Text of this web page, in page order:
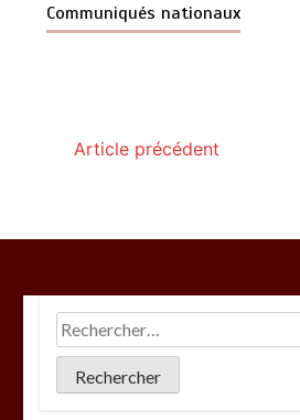
Communiqués nationaux
Article précédent